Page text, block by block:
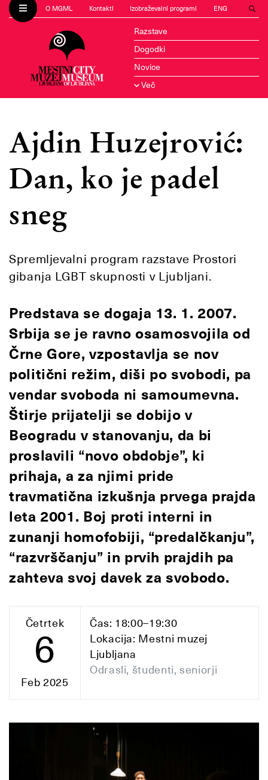
O MGML Kontakti Izobraževalni programi ENG
Razstave
Dogodki
Novice
Več
Ajdin Huzejrović:
Dan, ko je padel
sneg
Spremljevalni program razstave Prostori
gibanja LGBT skupnosti v Ljubljani.
Predstava se dogaja 13. 1. 2007.
Srbija se je ravno osamosvojila od
Črne Gore, vzpostavlja se nov
politični režim, diši po svobodi, pa
vendar svoboda ni samoumevna.
Štirje prijatelji se dobijo v
Beogradu v stanovanju, da bi
proslavili “novo obdobje”, ki
prihaja, a za njimi pride
travmatična izkušnja prvega prajda
leta 2001. Boj proti interni in
zunanji homofobiji, “predalčkanju”,
“razvrščanju” in prvih prajdih pa
zahteva svoj davek za svobodo.
Četrtek
6
Feb 2025
Čas: 18:00–19:30
Lokacija: Mestni muzej
Ljubljana
Odrasli, študenti, seniorji